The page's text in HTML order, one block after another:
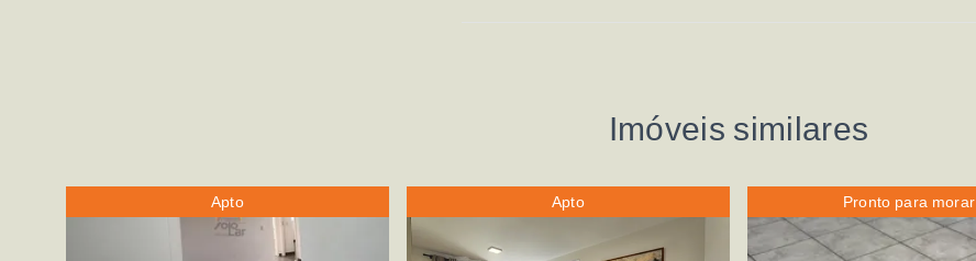
Imóveis similares
Apto Apto Pronto para morar